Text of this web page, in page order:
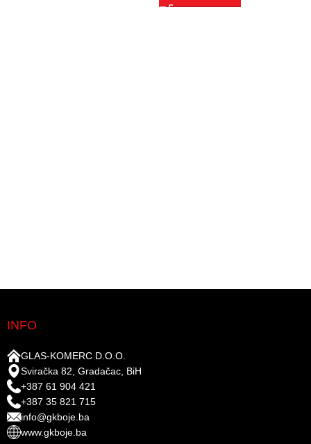
INFO
GLAS-KOMERC D.O.O.
Sviračka 82, Gradačac, BiH
+387 61 904 421
+387 35 821 715
info@gkboje.ba
www.gkboje.ba